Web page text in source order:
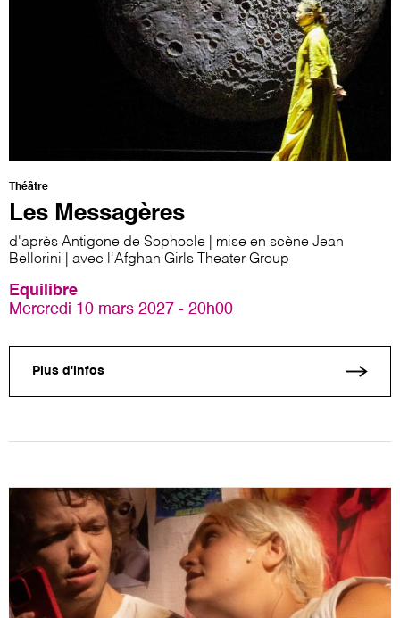
Théâtre
Les Messagères
d'après Antigone de Sophocle | mise en scène Jean
Bellorini | avec l'Afghan Girls Theater Group
Equilibre
Mercredi 10 mars 2027 - 20h00
Plus d'infos